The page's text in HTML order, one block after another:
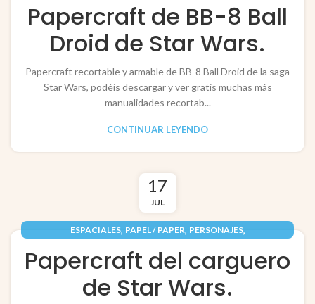
Papercraft de BB-8 Ball
Droid de Star Wars.
Papercraft recortable y armable de BB-8 Ball Droid de la saga
Star Wars, podéis descargar y ver gratis muchas más
manualidades recortab...
CONTINUAR LEYENDO
17
JUL
ESPACIALES, PAPEL / PAPER, PERSONAJES,
Papercraft del carguero
de Star Wars.